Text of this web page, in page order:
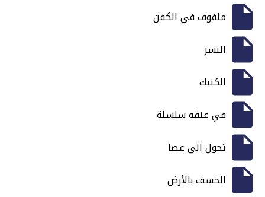
ملفوف في الكفن
النسر
الكنبك
في عنقه سلسلة
تحول الى عصا
الخسف بالأرض